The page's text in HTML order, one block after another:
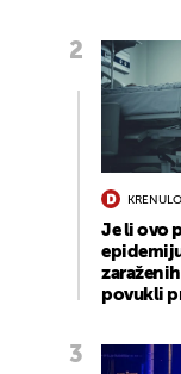
Je li ovo
povukli